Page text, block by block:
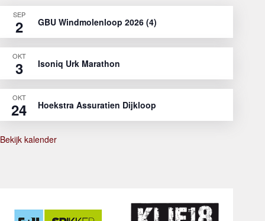
SEP
2 GBU Windmolenloop 2026 (4)
OKT
3 Isoniq Urk Marathon
OKT
24 Hoekstra Assuratien Dijkloop
Bekijk kalender